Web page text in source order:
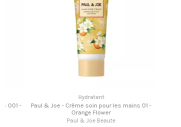
Hydratant
Paul & Joe - Crème soin pour les mains 01 -
Orange Flower
Paul & Joe Beaute